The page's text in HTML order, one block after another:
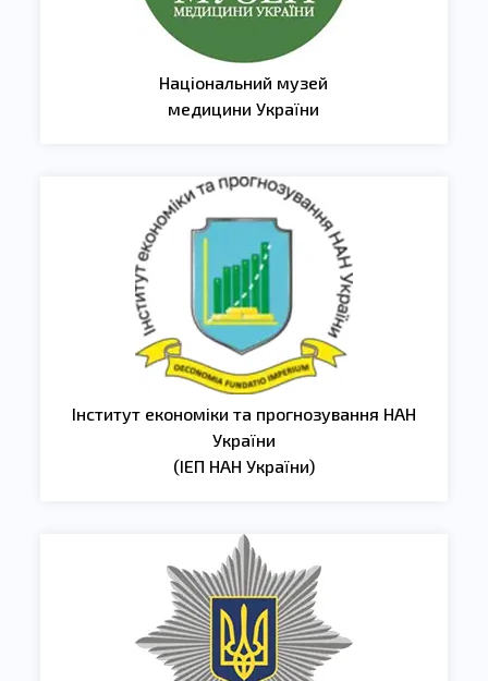
Національний музей
медицини України
Інститут економіки та прогнозування НАН
України
(ІЕП НАН України)